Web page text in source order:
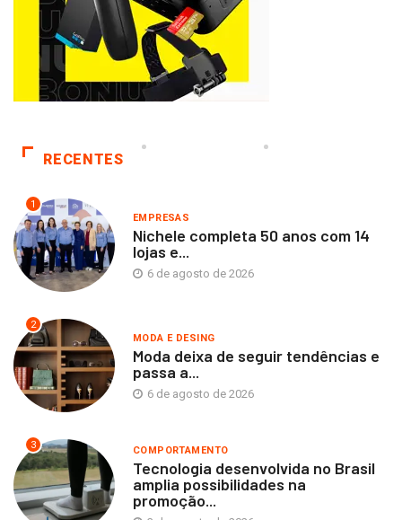
RECENTES
1
EMPRESAS
Nichele completa 50 anos com 14
lojas e...
6 de agosto de 2026
2
MODA E DESING
Moda deixa de seguir tendências e
passa a...
6 de agosto de 2026
3 COMPORTAMENTO
Tecnologia desenvolvida no Brasil
amplia possibilidades na
promoção...